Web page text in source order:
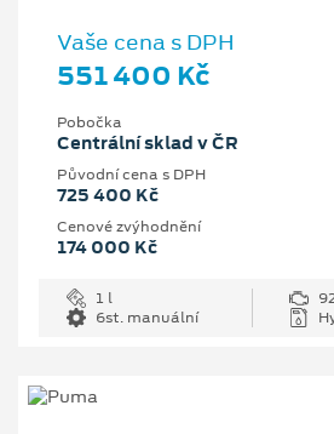
Vaše cena s DPH
551 400 Kč
Pobočka
Centrální sklad v ČR
Původní cena s DPH
725 400 Kč
Cenové zvýhodnění
174 000 Kč
1 l
6st. manuální